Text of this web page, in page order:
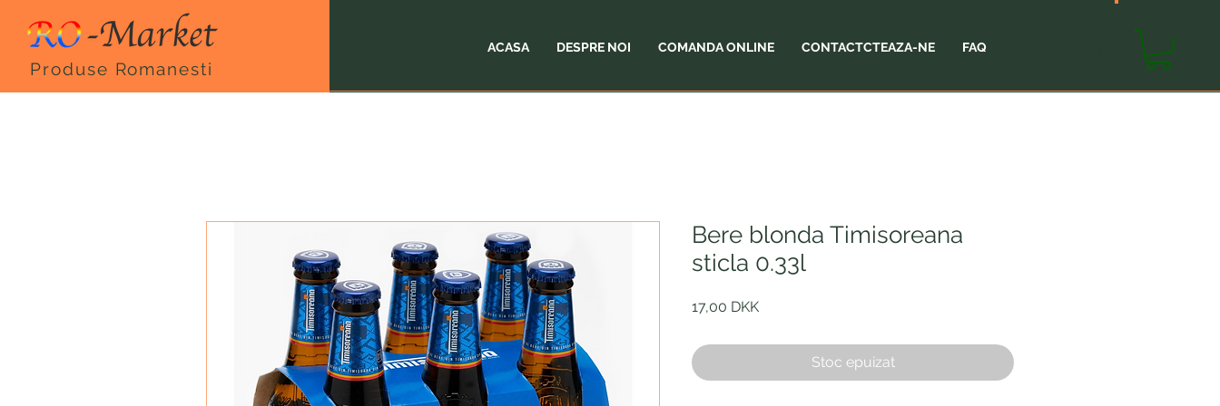
Produse Romanesti
ACASA DESPRE NOI COMANDA ONLINE CONTACTCTEAZA-NE FAQ
Bere blonda Timisoreana
sticla 0.33l
17,00 DKKPreț
Stoc epuizat